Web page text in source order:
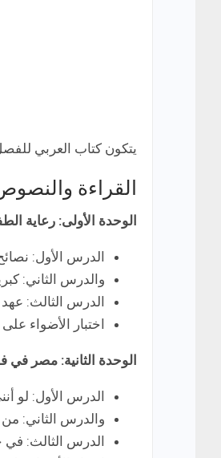
يتكون كتاب العربي
القراءة
الوحدة الأولى: رعاية
الدرس الأول:
والدرس الثاني:
الدرس الثالث:
اختبار الأضواء
الوحدة الثانية: مصر في
الدرس الأول: لو
والدرس الثاني:
الدرس الثالث: